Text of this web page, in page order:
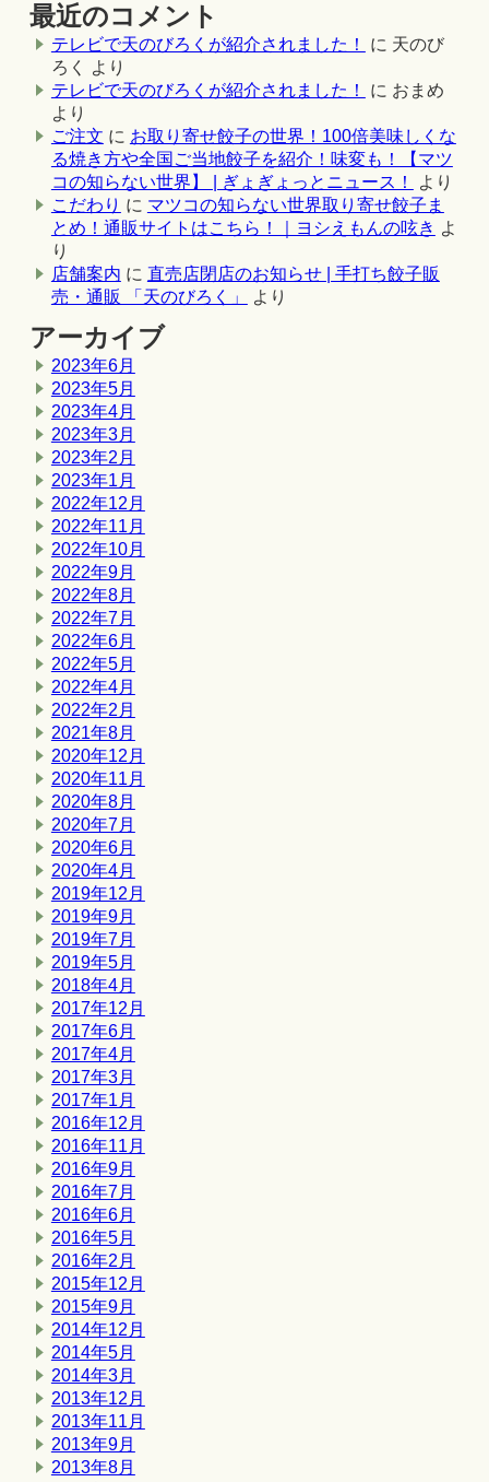
最近のコメント
テレビで天のびろくが紹介されました！ に 天のび
ろく
より
テレビで天のびろくが紹介されました！
に おまめ
より
ご注文 に お取り寄せ餃子の世界！100倍美味しくな
る焼き方や全国ご当地餃子を紹介！味変も！【マツ
コの知らない世界】 | ぎょぎょっとニュース！
より
こだわり に マツコの知らない世界取り寄せ餃子ま
とめ！通販サイトはこちら！｜ヨシえもんの呟き よ
り
店舗案内 に 直売店閉店のお知らせ | 手打ち餃子販
売・通販 「天のびろく」
より
アーカイブ
2023年6月
2023年5月
2023年4月
2023年3月
2023年2月
2023年1月
2022年12月
2022年11月
2022年10月
2022年9月
2022年8月
2022年7月
2022年6月
2022年5月
2022年4月
2022年2月
2021年8月
2020年12月
2020年11月
2020年8月
2020年7月
2020年6月
2020年4月
2019年12月
2019年9月
2019年7月
2019年5月
2018年4月
2017年12月
2017年6月
2017年4月
2017年3月
2017年1月
2016年12月
2016年11月
2016年9月
2016年7月
2016年6月
2016年5月
2016年2月
2015年12月
2015年9月
2014年12月
2014年5月
2014年3月
2013年12月
2013年11月
2013年9月
2013年8月